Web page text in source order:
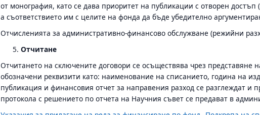
от монография, като се дава приоритет на публикации с отворен
а съответствието им с целите на фонда да бъде убедително
Отчисленията за административно-финансово обслужване (режийни
Отчитане
Отчитането на сключените договори се осъществява чрез представяне
обозначени реквизити като: наименование на списанието, година на
публикация и финансовия отчет за направения разход се разглеждат
протокола с решението по отчета на Научния съвет се предават в